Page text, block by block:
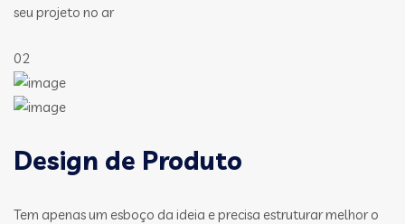
seu projeto no ar
02
Design de Produto
Tem apenas um esboço da ideia e precisa estruturar melhor o